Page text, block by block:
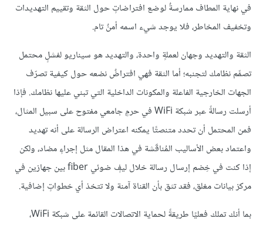
في نهاية المطاف ممارسةٌ لوضع افتراضاتٍ حول الثقة وتقييم التهديدات
وتخفيف المخاطر، فلا يوجد شيء اسمه أمنٌ تام.
الثقة والتهديد وجهان لعملةٍ واحدة، والتهديد هو سيناريو لفشلٍ محتمل
تصمِّم نظامك لتجنبه؛ أما الثقة فهي افتراضٌ نضعه حول كيفية تصرّف
الجهات الخارجية الفاعلة والمكونات الداخلية التي تبني عليها نظامك. فإذا
أرسلت رسالةً عبر شبكة WiFi في حرمٍ جامعي مفتوح على سبيل المثال،
فمن المحتمل أن تحدد متنصتًا يمكنه اعتراض الرسالة على أنه تهديد
واعتماد بعض الأساليب المُناقَشة في هذا المقال مثل إجراءٍ مضاد، ولكن
إذا كنت في خِضم إرسال رسالة خلال ليفٍ ضوئي fiber بين جهازين في
مركز بيانات مغلق، فقد تثق بأن القناة آمنة ولا تتخذ أي خطواتٍ إضافية.
بما أنك تملك فعليًا طريقةً لحماية الاتصالات القائمة على شبكة WiFi،